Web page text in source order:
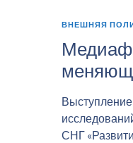
ВНЕШНЯЯ
Выступление
СНГ